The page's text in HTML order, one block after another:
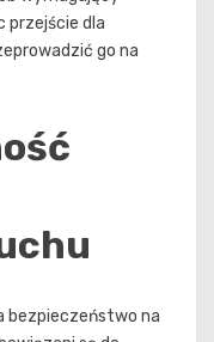
przejście dla
go na
bezpieczeństwo na